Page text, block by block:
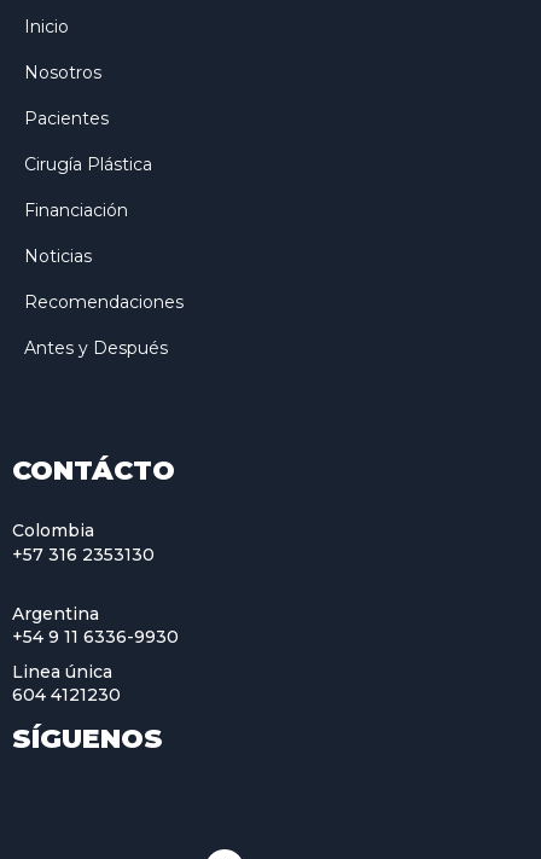
Inicio
Nosotros
Pacientes
Cirugía Plástica
Financiación
Noticias
Recomendaciones
Antes y Después
CONTÁCTO
Colombia
+57 316 2353130
Argentina
+54 9 11 6336-9930
Linea única
604 4121230
SÍGUENOS